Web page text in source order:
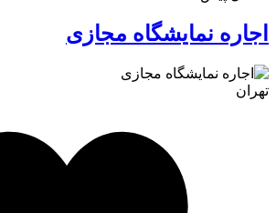
اجاره نمایشگاه مجازی
تهران